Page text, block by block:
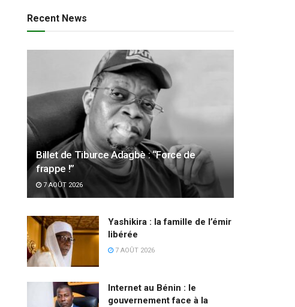
Recent News
Billet de Tiburce Adagbè : “Force de
frappe !”
7 AOÛT 2026
Yashikira : la famille de l’émir
libérée
7 AOÛT 2026
Internet au Bénin : le
gouvernement face à la